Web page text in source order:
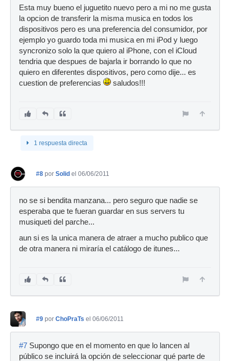
Esta muy bueno el juguetito nuevo pero a mi no me gusta
la opcion de transferir la misma musica en todos los
dispositivos pero es una preferencia del consumidor, por
ejemplo yo guardo toda mi musica en mi iPod y luego
syncronizo solo la que quiero al iPhone, con el iCloud
tendria que despues de bajarla ir borrando lo que no
quiero en diferentes dispositivos, pero como dije... es
cuestion de preferencias
saludos!!!
1 respuesta directa
#8 por Solid el 06/06/2011
no se si bendita manzana... pero seguro que nadie se
esperaba que te fueran guardar en sus servers tu
musiqueti del parche...
aun si es la unica manera de atraer a mucho publico que
de otra manera ni miraría el catálogo de itunes...
#9 por ChoPraTs el 06/06/2011
#7 Supongo que en el momento en que lo lancen al
público se incluirá la opción de seleccionar qué parte de